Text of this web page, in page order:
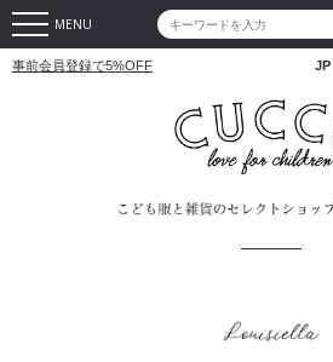
MENU
事前会員登録で5%OFF JP